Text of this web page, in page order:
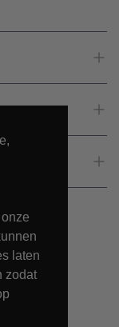
laten
zodat